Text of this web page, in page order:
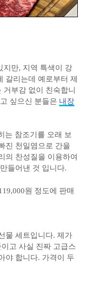
지만, 지역 특색이 강
갈리는데 예로부터 제
부감 없이 친숙합니
싶으신 분들은 내장
는 참조기를 오래 보
진 천일염으로 간을
의 찬성질을 이용하여
들어낸 것 입니다.
원 정도에 판매
물 세트입니다. 제가
고 사실 진짜 고급스
야 합니다. 가격이 두